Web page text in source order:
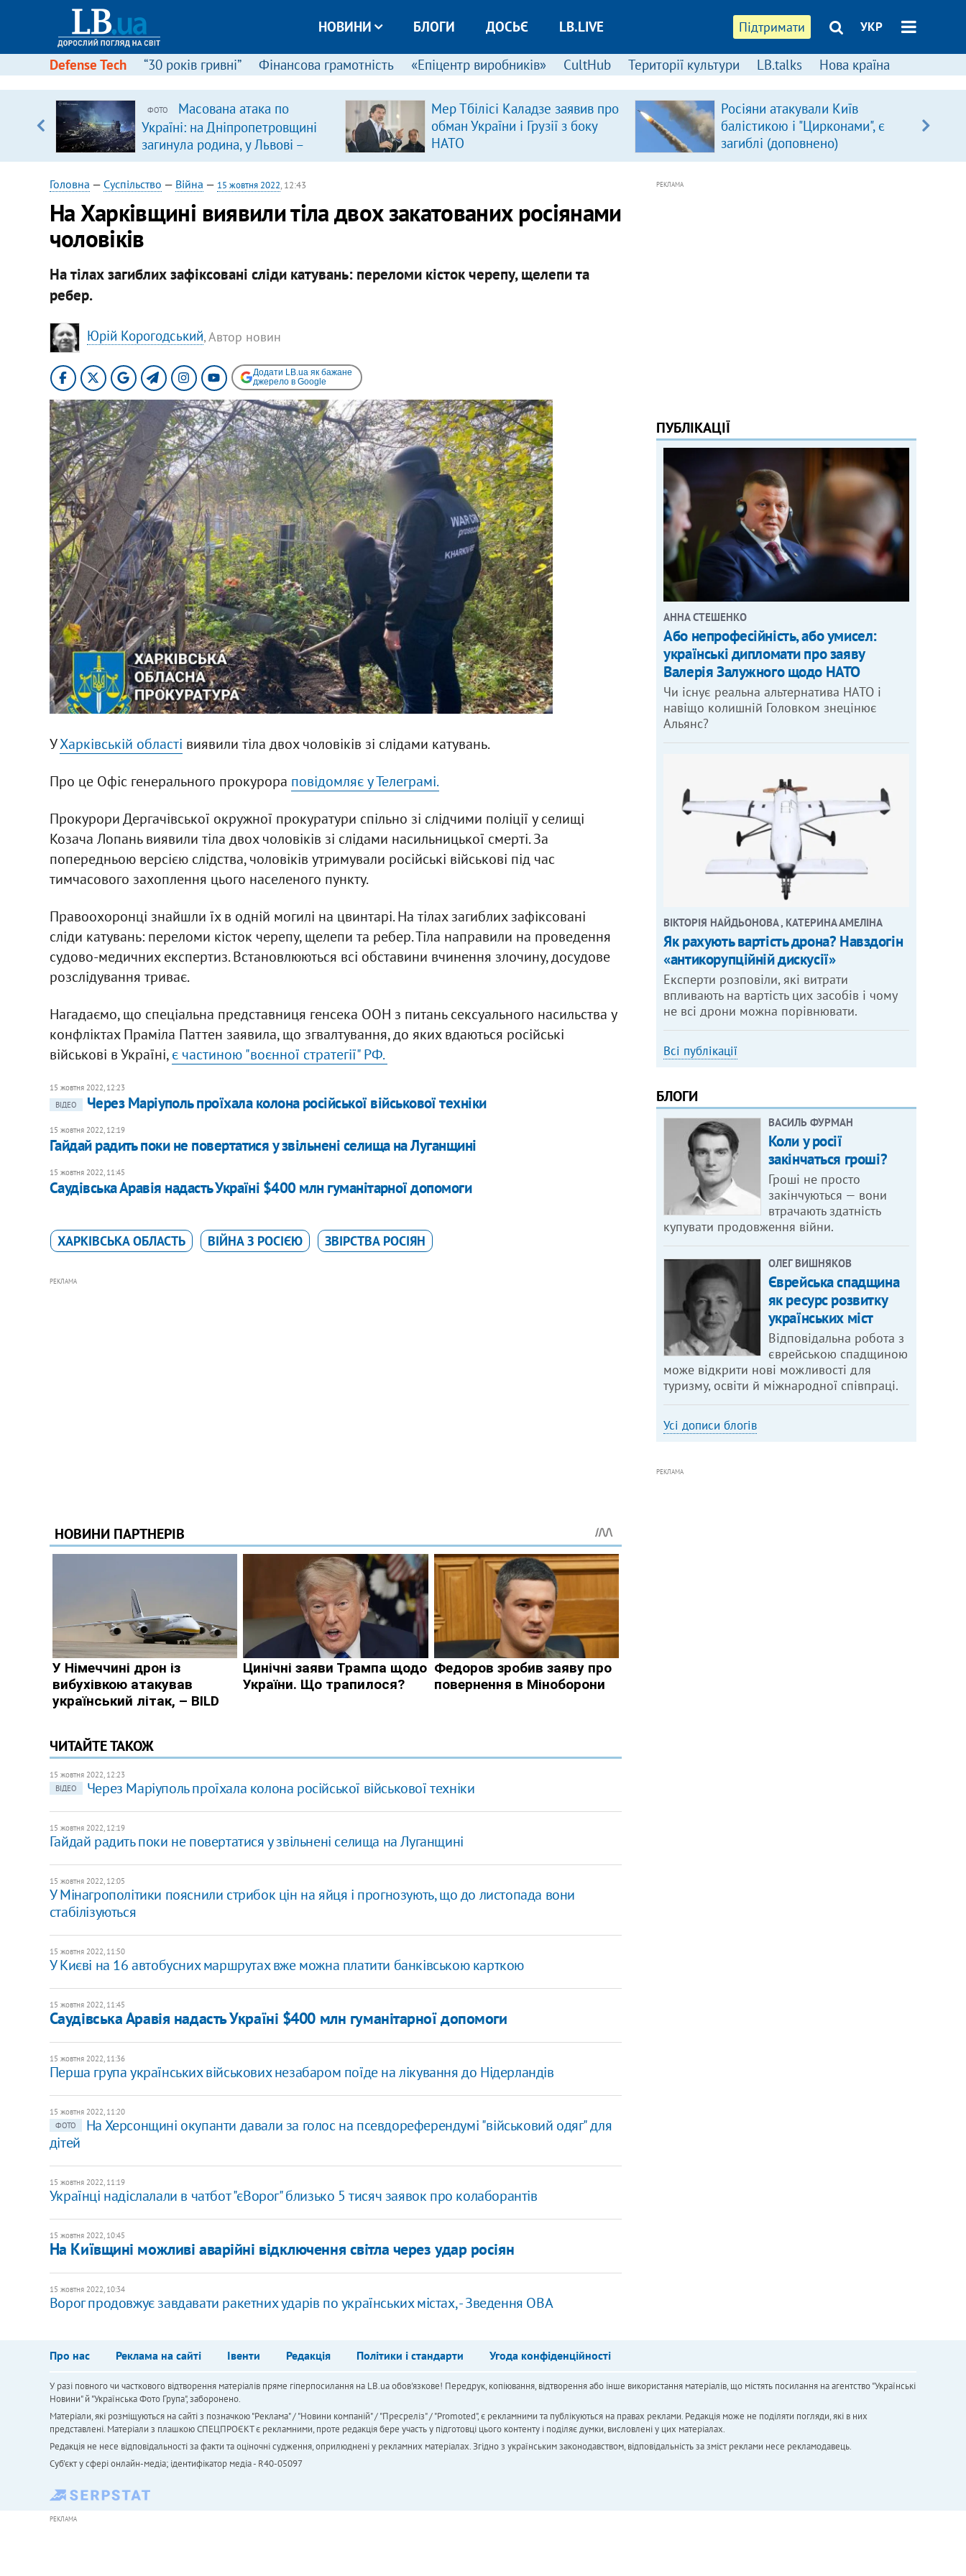
Підтримати УКР
НОВИНИ БЛОГИ ДОСЬЄ LB.LIVE
Defense Tech “30 років гривні” Фінансова грамотність «Епіцентр виробників» CultHub Території культури LB.talks Нова країна
ФОТО
Масована атака по
Україні: на Дніпропетровщині
загинула родина, у Львові –
удар по багатоповерхівках
(доповнюється)
Мер Тбілісі Каладзе заявив про
обман України і Грузії з боку
НАТО
Росіяни атакували Київ
балістикою і "Цирконами", є
загиблі (доповнено)
Головна — Суспільство — Війна — 15 жовтня 2022, 12:43
На Харківщині виявили тіла двох закатованих росіянами
чоловіків
На тілах загиблих зафіксовані сліди катувань: переломи кісток черепу, щелепи та
ребер.
Юрій Корогодський, Автор новин
Додати LB.ua як бажане
джерело в Google
УХарківській області виявили тіла двох чоловіків зі слідами катувань.
Про це Офіс генерального прокурора повідомляє у Телеграмі.
Прокурори Дергачівської окружної прокуратури спільно зі слідчими поліції у селищі
Козача Лопань виявили тіла двох чоловіків зі слідами насильницької смерті. За
попередньою версією слідства, чоловіків утримували російські військові під час
тимчасового захоплення цього населеного пункту.
Правоохоронці знайшли їх в одній могилі на цвинтарі. На тілах загиблих зафіксовані
сліди катувань: переломи кісток черепу, щелепи та ребер. Тіла направили на проведення
судово-медичних експертиз. Встановлюються всі обставини вчинення злочину, досудове
розслідування триває.
Нагадаємо, що спеціальна представниця генсека ООН з питань сексуального насильства у
конфліктах Праміла Паттен заявила, що згвалтування, до яких вдаються російські
військові в Україні,є частиною "воєнної стратегії" РФ.
15 жовтня 2022, 12:23
ВІДЕО
Через Маріуполь проїхала колона російської військової техніки
15 жовтня 2022, 12:19
Гайдай радить поки не повертатися у звільнені селища на Луганщині
15 жовтня 2022, 11:45
Саудівська Аравія надасть Україні $400 млн гуманітарної допомоги
ХАРКІВСЬКА ОБЛАСТЬ ВІЙНА З РОСІЄЮ ЗВІРСТВА РОСІЯН
РЕКЛАМА
ЧИТАЙТЕ ТАКОЖ
15 жовтня 2022, 12:23
ВІДЕО
Через Маріуполь проїхала колона російської військової техніки
15 жовтня 2022, 12:19
Гайдай радить поки не повертатися у звільнені селища на Луганщині
15 жовтня 2022, 12:05
У Мінагрополітики пояснили стрибок цін на яйця і прогнозують, що до листопада вони
стабілізуються
15 жовтня 2022, 11:50
У Києві на 16 автобусних маршрутах вже можна платити банківською карткою
15 жовтня 2022, 11:45
Саудівська Аравія надасть Україні $400 млн гуманітарної допомоги
15 жовтня 2022, 11:36
Перша група українських військових незабаром поїде на лікування до Нідерландів
15 жовтня 2022, 11:20
ФОТО
На Херсонщині окупанти давали за голос на псевдореферендумі "військовий одяг" для
дітей
15 жовтня 2022, 11:19
Українці надіслалали в чатбот "єВорог" близько 5 тисяч заявок про колаборантів
15 жовтня 2022, 10:45
На Київщині можливі аварійні відключення світла через удар росіян
15 жовтня 2022, 10:34
​Ворог продовжує завдавати ракетних ударів по українських містах, - Зведення ОВА
РЕКЛАМА
ПУБЛІКАЦІЇ
АННА СТЕШЕНКО
Або непрофесійність, або умисел:
українські дипломати про заяву
Валерія Залужного щодо НАТО
Чи існує реальна альтернатива НАТО і
навіщо колишній Головком знецінює
Альянс?
ВІКТОРІЯ НАЙДЬОНОВА , КАТЕРИНА АМЕЛІНА
Як рахують вартість дрона? Навздогін
«антикорупційній дискусії»
Експерти розповіли, які витрати
впливають на вартість цих засобів і чому
не всі дрони можна порівнювати.
Всі публікації
БЛОГИ
ВАСИЛЬ ФУРМАН
Коли у росії
закінчаться гроші?
Гроші не просто
закінчуються — вони
втрачають здатність
купувати продовження війни.
ОЛЕГ ВИШНЯКОВ
Єврейська спадщина
як ресурс розвитку
українських міст
Відповідальна робота з
єврейською спадщиною
може відкрити нові можливості для
туризму, освіти й міжнародної співпраці.
Усі дописи блогів
РЕКЛАМА
Про нас Реклама на сайті Івенти Редакція Політики і стандарти Угода конфіденційності
У разі повного чи часткового відтворення матеріалів пряме гіперпосилання на LB.ua обов'язкове! Передрук, копіювання, відтворення або інше використання матеріалів, що містять посилання на агентство "Українськi
Новини" й "Українська Фото Група", заборонено.
Матеріали, які розміщуються на сайті з позначкою "Реклама" / "Новини компаній" / "Пресреліз" / "Promoted", є рекламними та публікуються на правах реклами. Редакція може не поділяти погляди, які в них
представлені. Матеріали з плашкою СПЕЦПРОЄКТ є рекламними, проте редакція бере участь у підготовці цього контенту і поділяє думки, висловлені у цих матеріалах.
Редакція не несе відповідальності за факти та оціночні судження, оприлюднені у рекламних матеріалах. Згідно з українським законодавством, відповідальність за зміст реклами несе рекламодавець.
Cуб'єкт у сфері онлайн-медіа; ідентифікатор медіа - R40-05097
РЕКЛАМА